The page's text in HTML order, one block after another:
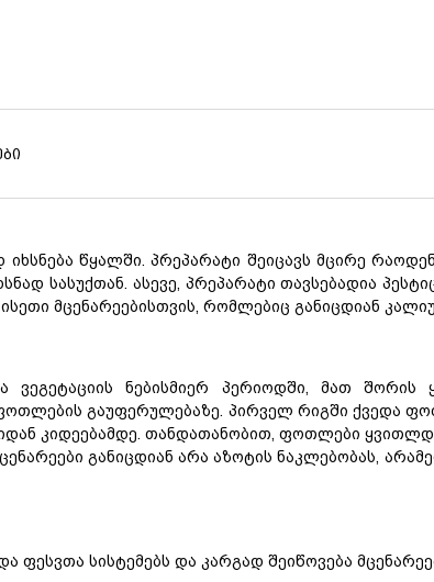
იხსნება წყალში.პრეპარატი შეიცავს მცირე
სასუქთან. ასევე, პრეპარატი თავსებადია
ისეთი მცენარეებისთვის, რომლებიც განიცდიან
ვეგეტაციის ნებისმიერ პერიოდში, მათ შორის
გაუფერულებაზე. პირველ რიგშიქვედა
კიდეებამდე. თანდათანობით, ფოთლები
განიცდიან არა აზოტის ნაკლებობას,
სისტემებს და კარგად შეიწოვება